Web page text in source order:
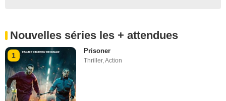
Nouvelles séries les + attendues
1
Prisoner
Thriller,Action